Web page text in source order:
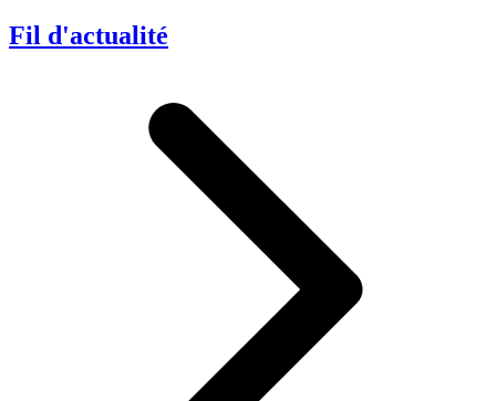
Fil d'actualité